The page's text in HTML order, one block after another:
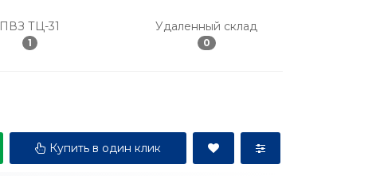
ПВЗ ТЦ-31
1
Удаленный склад
0
Купить в один клик